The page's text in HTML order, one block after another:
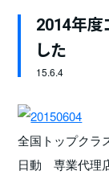
2014年度
した
15.6.4
全国トップクラ
日動 専業代理